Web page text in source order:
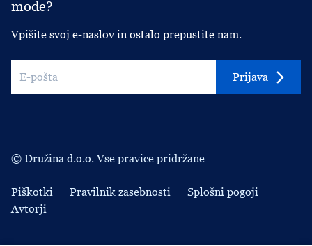
mode?
Vpišite svoj e-naslov in ostalo prepustite nam.
Prijava
© Družina d.o.o. Vse pravice pridržane
Piškotki Pravilnik zasebnosti
Splošni pogoji
Avtorji